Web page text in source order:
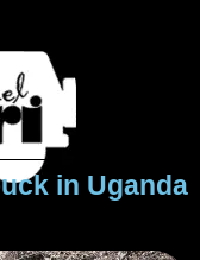
in Uganda